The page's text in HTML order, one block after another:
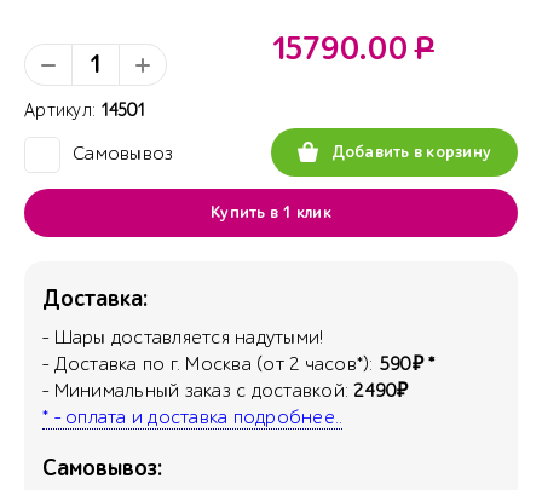
Артикул: 14501
Самовывоз
15790.00 Р
Добавить в корзину
Купить в 1 клик
Доставка:
- Шары доставляется надутыми!
- Доставка по г. Москва (от 2 часов*): 590₽ *
- Минимальный заказ с доставкой:2490₽
* - оплата и доставка подробнее..
Самовывоз: